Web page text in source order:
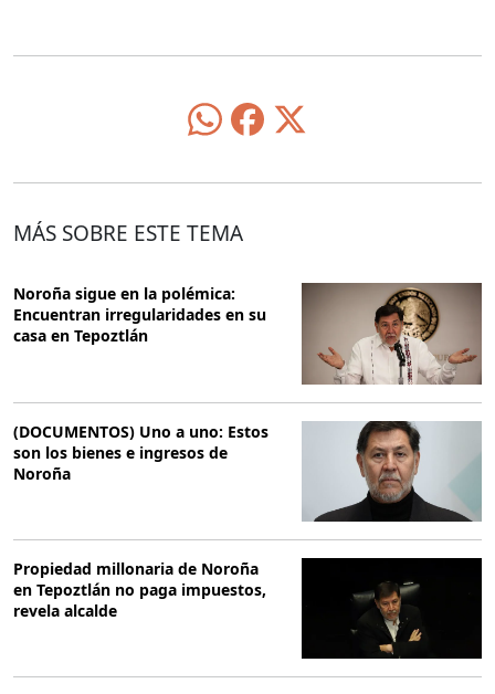
MÁS SOBRE ESTE TEMA
Noroña sigue en la polémica:
Encuentran irregularidades en su
casa en Tepoztlán
(DOCUMENTOS) Uno a uno: Estos
son los bienes e ingresos de
Noroña
Propiedad millonaria de Noroña
en Tepoztlán no paga impuestos,
revela alcalde